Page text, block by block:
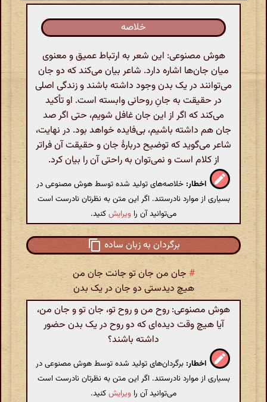
خلاصه
هوش مصنوعی: این شعر به ارتباط عمیق و معنوی
میان جان‌ها اشاره دارد. شاعر بیان می‌کند که دو جان
می‌توانند در یک بدن وجود داشته باشند و زندگی اصلی
در حقیقت به جانِ روحانی وابسته است. او تأکید
می‌کند که اگر از این جان غافل شویم، حتی اگر صد
جان هم داشته باشیم، بی‌فایده خواهد بود. در نهایت،
شاعر می‌گوید که توضیح دربارهٔ جان و حقیقت آن فراتر
از کلام است و نمی‌توان به راحتی آن را بیان کرد.
اخطار: خلاصه‌های تولید شده توسط هوش مصنوعی در
بسیاری از موارد نادرستند. اگر این متن به نظرتان نادرست است
می‌توانید آن را ویرایشکنید.
برگردان به زبان ساده
# جان من جان تو جانت جان من
هیچ دیدستی دو جان در یک بدن
هوش مصنوعی: روح من و روح تو، جان تو و جان من،
آیا هیچ وقت دیده‌ای که دو روح در یک بدن حضور
داشته باشند؟
اخطار: برگردان‌های تولید شده توسط هوش مصنوعی در
بسیاری از موارد نادرستند. اگر این متن به نظرتان نادرست است
می‌توانید آن را ویرایشکنید.